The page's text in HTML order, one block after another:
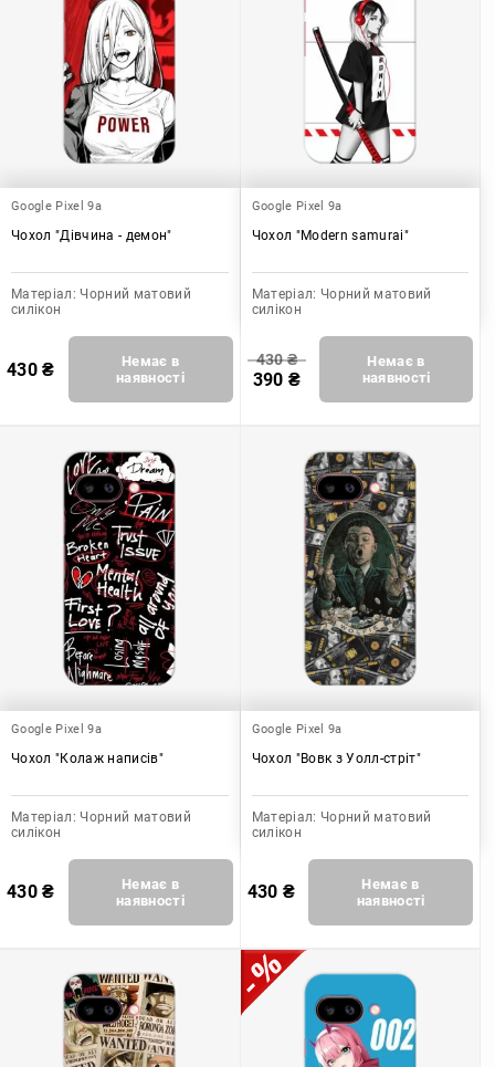
Google Pixel 9a
Чохол "Дівчина - демон"
Матеріал: Чорний матовий
силікон
430₴
Немає в
наявності
Google Pixel 9a
Чохол "Modern samurai"
Матеріал: Чорний матовий
силікон
430₴
390 ₴
Немає в
наявності
Google Pixel 9a
Чохол "Колаж написів"
Матеріал: Чорний матовий
силікон
430₴
Немає в
наявності
Google Pixel 9a
Чохол "Вовк з Уолл-стріт"
Матеріал: Чорний матовий
силікон
430 ₴
Немає в
наявності